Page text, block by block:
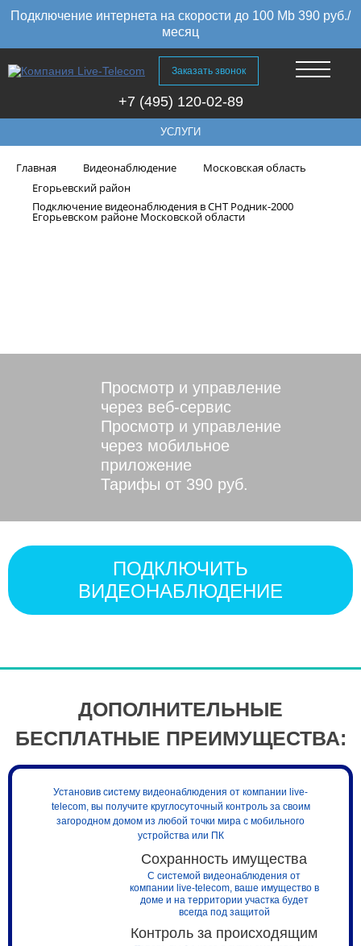
Подключение интернета на скорости до 100 Mb 390 руб./
месяц
Заказать звонок
+7 (495) 120-02-89
УСЛУГИ
Главная Видеонаблюдение
Московская область
Егорьевский район
Подключение видеонаблюдения в СНТ Родник-2000
Егорьевском районе Московской области
Просмотр и управление
через веб-сервис
Просмотр и управление
через мобильное
приложение
Тарифы от 390 руб.
ПОДКЛЮЧИТЬ
ВИДЕОНАБЛЮДЕНИЕ
ДОПОЛНИТЕЛЬНЫЕ
БЕСПЛАТНЫЕ ПРЕИМУЩЕСТВА:
Установив систему видеонаблюдения от компании live-
telecom, вы получите круглосуточный контроль за своим
загородном домом из любой точки мира с мобильного
устройства или ПК
Сохранность имущества
С системой видеонаблюдения от
компании live-telecom, ваше имущество в
доме и на территории участка будет
всегда под защитой
Контроль за происходящим